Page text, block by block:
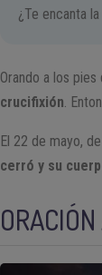
¿Te encanta
Orando a los pies
crucifixión.
El 22 de mayo,
cerró y su